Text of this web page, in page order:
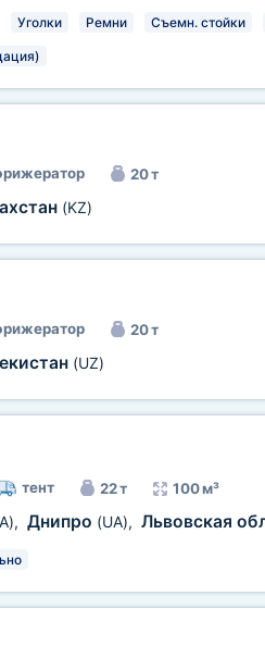
Уголки Ремни Съемн. стойки
20 т
(KZ)
20 т
(UZ)
тент 22 т 100 м³
, Днипро (UA), Львовская